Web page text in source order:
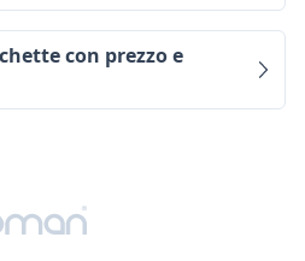
con prezzo e